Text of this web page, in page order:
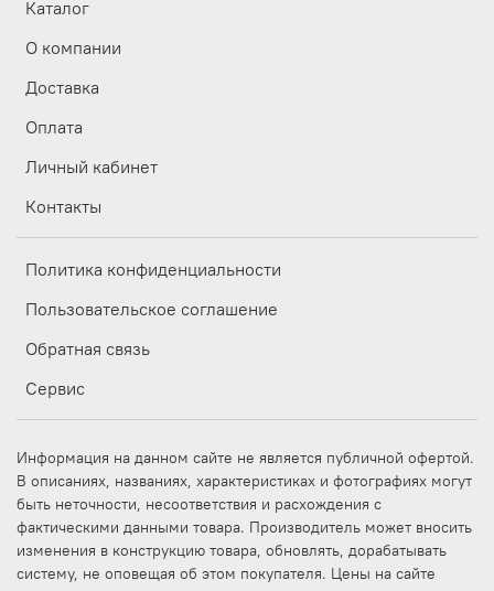
Каталог
О компании
Доставка
Оплата
Личный кабинет
Контакты
Политика конфиденциальности
Пользовательское соглашение
Обратная связь
Сервис
Информация на данном сайте не является публичной офертой.
В описаниях, названиях, характеристиках и фотографиях могут
быть неточности, несоответствия и расхождения с
фактическими данными товара. Производитель может вносить
изменения в конструкцию товара, обновлять, дорабатывать
систему, не оповещая об этом покупателя. Цены на сайте